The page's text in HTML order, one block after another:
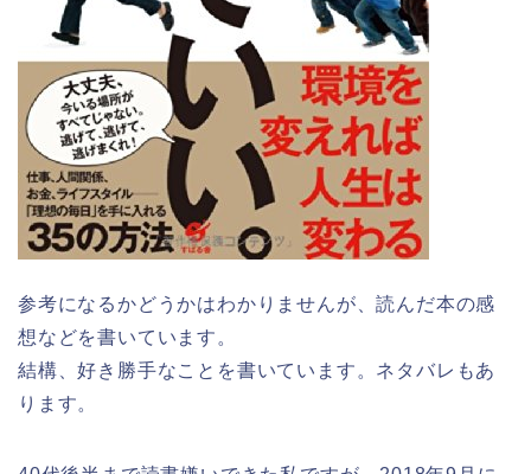
参考になるかどうかはわかりませんが、読んだ本の感
想などを書いています。
結構、好き勝手なことを書いています。ネタバレもあ
ります。